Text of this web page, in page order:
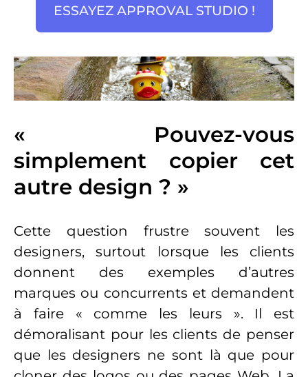
ESSAYEZ APPROVAL STUDIO !
« Pouvez-vous
simplement copier cet
autre design ? »
Cette question frustre souvent les
designers, surtout lorsque les clients
donnent des exemples d’autres
marques ou concurrents et demandent
à faire « comme les leurs ». Il est
démoralisant pour les clients de penser
que les designers ne sont là que pour